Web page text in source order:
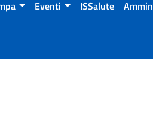
Eventi ISSalute